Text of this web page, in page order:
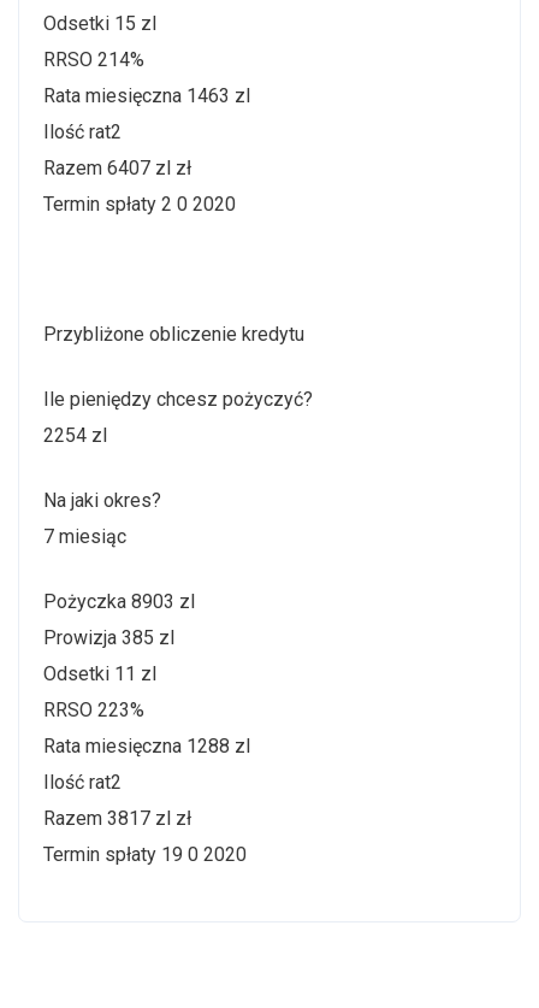
Odsetki 15 zl
RRSO 214%
Rata miesięczna 1463 zl
Ilość rat2
Razem 6407 zl zł
Termin spłaty 2 0 2020
Przybliżone obliczenie kredytu
Ile pieniędzy chcesz pożyczyć?
2254 zl
Na jaki okres?
7 miesiąc
Pożyczka 8903 zl
Prowizja 385 zl
Odsetki 11 zl
RRSO 223%
Rata miesięczna 1288 zl
Ilość rat2
Razem 3817 zl zł
Termin spłaty 19 0 2020